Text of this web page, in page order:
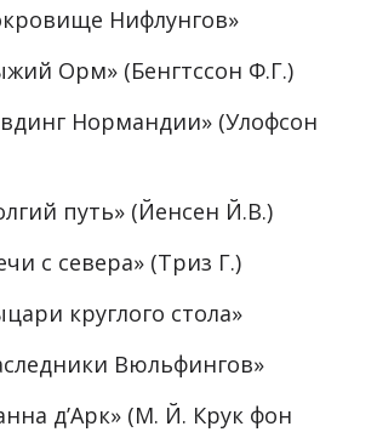
Нифлунгов»
Орм» (Бенгтссон Ф.Г.)
Нормандии» (Улофсон
путь» (Йенсен Й.В.)
с севера» (Триз Г.)
круглого стола»
Вюльфингов»
д’Арк» (М. Й. Крук фон